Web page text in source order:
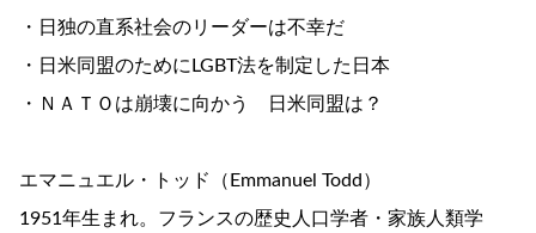
・日独の直系社会のリーダーは不幸だ
・日米同盟のためにLGBT法を制定した日本
・ＮＡＴＯは崩壊に向かう 日米同盟は？
エマニュエル・トッド（Emmanuel Todd）
1951年生まれ。フランスの歴史人口学者・家族人類学